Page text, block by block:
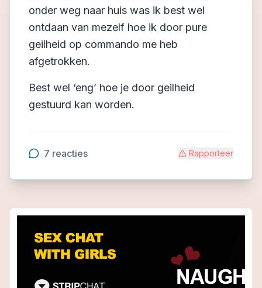
onder weg naar huis was ik best wel
ontdaan van mezelf hoe ik door pure
geilheid op commando me heb
afgetrokken.
Best wel ‘eng’ hoe je door geilheid
gestuurd kan worden.
7 reacties Rapporteer